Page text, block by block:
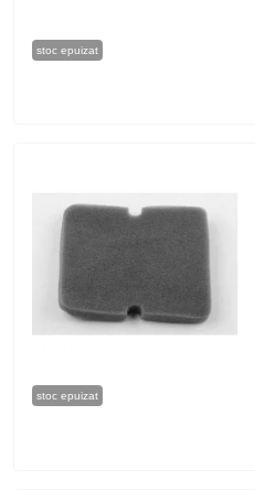
stoc epuizat
stoc epuizat